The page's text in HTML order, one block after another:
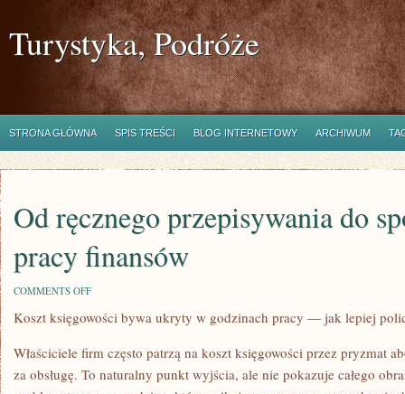
Turystyka, Podróże
STRONA GŁÓWNA SPIS TREŚCI BLOG INTERNETOWY ARCHIWUM
Od ręcznego przepisywania do
pracy finansów
COMMENTS OFFON
RĘCZNEGO
PRZEPISYWANIA
SPOKOJNIEJSZEJ
PRACY
Koszt księgowości bywa ukryty w godzinach pracy — jak lepiej
Właściciele firm często patrzą na koszt księgowości przez pryzmat
za obsługę. To naturalny punkt wyjścia, ale nie pokazuje całego